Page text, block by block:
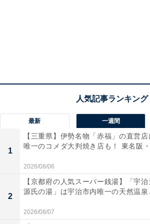
最新 一週間
1
【三重県】伊勢名物「赤福」の直営店
唯一のコメダ大判焼き店も！ 東名阪・
2026/08/06
2
【京都府の人気スーパー銭湯】「宇治
源氏の湯」は宇治市内唯一の天然温泉
2026/08/07